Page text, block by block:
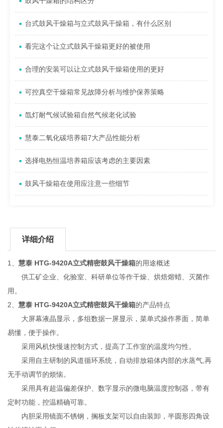
台式鼓风干燥箱与立式鼓风干燥箱，有什么区别
看完这个让立式鼓风干燥箱更好的被使用
合理的安装可以让立式鼓风干燥箱使用的更好
可控真空干燥箱常见故障分析与维护保养策略
氙灯耐气候试验箱自然气候老化试验
慧泰二氧化碳培养箱7大产品性能分析
选择电热恒温培养箱应该考虑的主要因素
鼓风干燥箱在使用应注意一些细节
详细介绍
1、慧泰 HTG-9420A立式精密鼓风干燥箱的用途概述
供工矿企业、化验室、科研单位等作干燥、烘焙熔蜡、灭菌作
用。
2、慧泰 HTG-9420A立式精密鼓风干燥箱的产品特点
大屏幕液晶显示，多组数据一屏显示，菜单式操作界面，简单
易懂，便于操作。
采用风机快慢速控制方式，提高了工作室的温度均匀性。
采用自主研制的风道循环系统，自动排放箱体内部的水蒸气,再
无手动调节的烦恼。
采用具有超温偏差保护、数字显示的微电脑温度控制器，带有
定时功能，控温精确可靠。
内胆采用镜面不锈钢，搁板支架可以自由装卸，半圆形四角设